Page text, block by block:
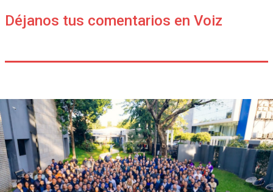
Déjanos tus comentarios en Voiz